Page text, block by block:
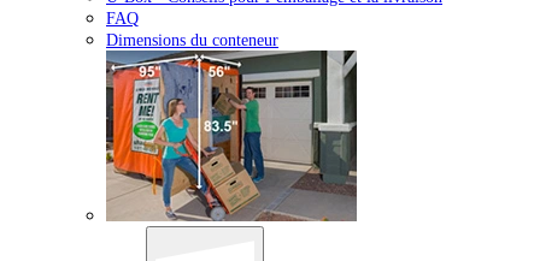
FAQ
Dimensions du conteneur